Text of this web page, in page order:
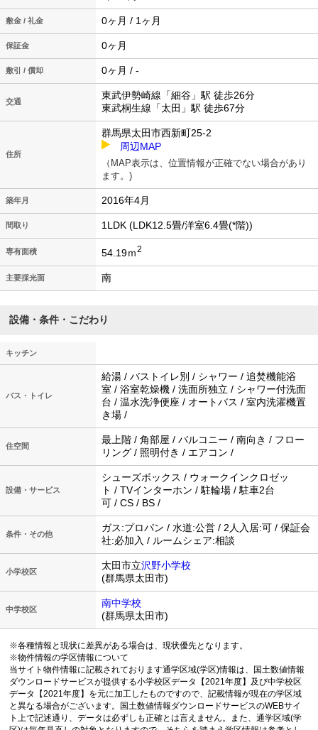
敷金 / 礼金 0ヶ月 / 1ヶ月
保証金 0ヶ月
敷引 / 償却 0ヶ月 / -
交通
東武伊勢崎線「細谷」駅 徒歩26分
東武桐生線「太田」駅 徒歩67分
住所
群馬県太田市西新町25-2
周辺MAP
（MAP表示は、位置情報が正確でない場合があり
ます。)
築年月 2016年4月
間取り 1LDK (LDK12.5畳/洋室6.4畳(*階))
専有面積 54.19ｍ2
主要採光面 南
設備・条件・こだわり
キッチン
バス・トイレ
給湯 / バストイレ別 / シャワー / 追焚機能浴
室 / 浴室乾燥機 / 洗面所独立 / シャワー付洗面
台 / 温水洗浄便座 / オートバス / 室内洗濯機置
き場 /
住空間
最上階 / 角部屋 / バルコニー / 南向き / フロー
リング / 照明付き / エアコン /
設備・サービス
シューズボックス / ウォークインクロゼッ
ト / TVインターホン / 駐輪場 / 駐車2台
可 / CS / BS /
条件・その他
ガス:プロパン / 水道:公営 / 2人入居:可 / 保証会
社:必加入 / ルームシェア:相談
小学校区
太田市立沢野小学校
(群馬県太田市)
中学校区
南中学校
(群馬県太田市)
※各種情報と現状に差異がある場合は、現状優先となります。
※物件情報の学区情報について
当サイト物件情報に記載されております通学区域(学区)情報は、国土数値情報
ダウンロードサービスが提供する小学校区データ【2021年度】及び中学校区
データ【2021年度】を元に加工したものですので、記載情報が現在の学区域
と異なる場合がございます。国土数値情報ダウンロードサービスのWEBサイ
ト上で記述通り、データは必ずしも正確とは言えません。また、通学区域(学